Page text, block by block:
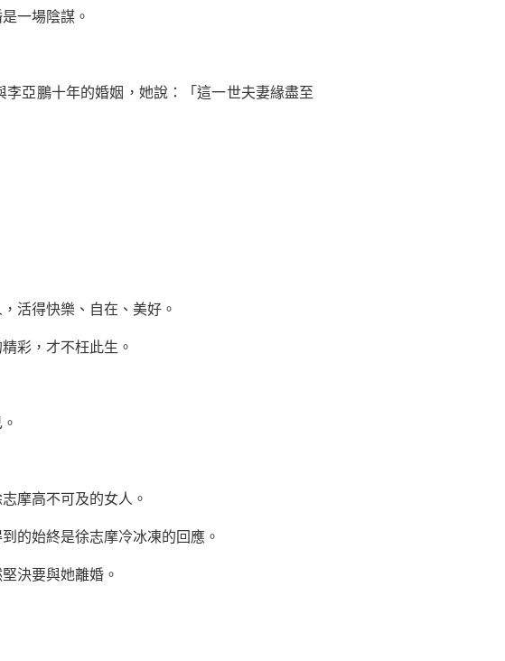
一場陰謀。
亞鵬十年的婚姻，她說：「這一世夫妻緣盡至
活得快樂、自在、美好。
彩，才不枉此生。
摩高不可及的女人。
的始終是徐志摩冷冰凍的回應。
決要與她離婚。